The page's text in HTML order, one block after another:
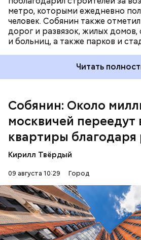
метро, которыми ежедневно
человек. Собянин также
дорог и развязок, жилых
и больниц, а также парков и
Читать
Собянин: Около
москвичей переедут
квартиры благодаря
Кирилл Твёрдый
09 августа 10:29 Город
технологий, включая
домостроение, средний срок
сократился с 14–16 до 12–14